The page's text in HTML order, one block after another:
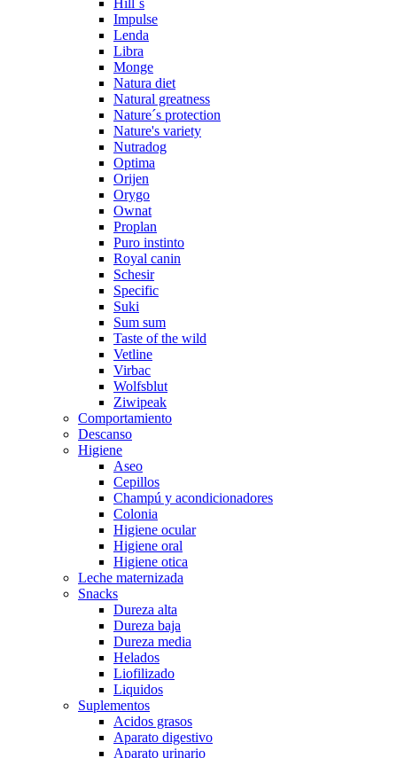
Hill´s
Impulse
Lenda
Libra
Monge
Natura diet
Natural greatness
Nature´s protection
Nature's variety
Nutradog
Optima
Orijen
Orygo
Ownat
Proplan
Puro instinto
Royal canin
Schesir
Specific
Suki
Sum sum
Taste of the wild
Vetline
Virbac
Wolfsblut
Ziwipeak
Comportamiento
Descanso
Higiene
Aseo
Cepillos
Champú y acondicionadores
Colonia
Higiene ocular
Higiene oral
Higiene otica
Leche maternizada
Snacks
Dureza alta
Dureza baja
Dureza media
Helados
Liofilizado
Liquidos
Suplementos
Acidos grasos
Aparato digestivo
Aparato urinario